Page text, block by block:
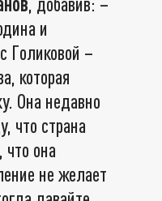
и
Голиковой –
которая
Она недавно
что страна
что она
не желает